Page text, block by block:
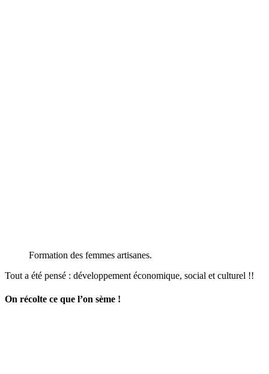
Formation des femmes artisanes.
Tout a été pensé : développement économique, social et culturel !!
On récolte ce que l’on sème !